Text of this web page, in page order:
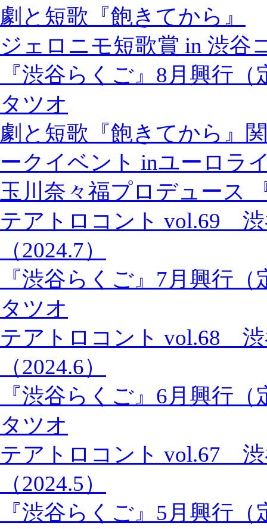
劇と短歌『飽きてから』
ジェロニモ短歌賞 in 渋谷
『渋谷らくご』8月興行
タツオ
劇と短歌『飽きてから』
ークイベント inユーロラ
玉川奈々福プロデュース
テアトロコント vol.69
（2024.7）
『渋谷らくご』7月興行
タツオ
テアトロコント vol.68
（2024.6）
『渋谷らくご』6月興行
タツオ
テアトロコント vol.67
（2024.5）
『渋谷らくご』5月興行